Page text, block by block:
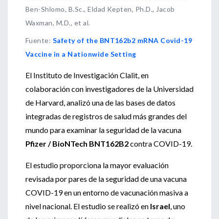
Ben-Shlomo, B.Sc., Eldad Kepten, Ph.D., Jacob
Waxman, M.D., et al.
Fuente: Safety of the BNT162b2 mRNA Covid-19
Vaccine in a Nationwide Setting
El Instituto de Investigación Clalit, en
colaboración con investigadores de la Universidad
de Harvard, analizó una de las bases de datos
integradas de registros de salud más grandes del
mundo para examinar la seguridad de la vacuna
Pfizer / BioNTech BNT162B2contra COVID-19.
El estudio proporciona la mayor evaluación
revisada por pares de la seguridad de una vacuna
COVID-19 en un entorno de vacunación masiva a
nivel nacional. El estudio se realizó en Israel, uno